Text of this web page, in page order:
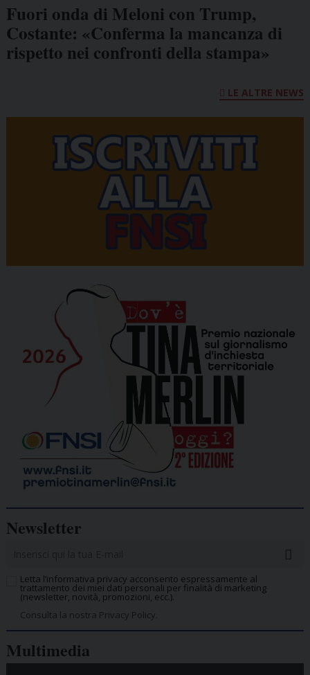
Fuori onda di Meloni con Trump,
Costante: «Conferma la mancanza di
rispetto nei confronti della stampa»
LE ALTRE NEWS
Newsletter
Letta l’informativa privacy acconsento espressamente al
trattamento dei miei dati personali per finalità di marketing
(newsletter, novità, promozioni, ecc.).
Consulta la nostra Privacy Policy.
Multimedia